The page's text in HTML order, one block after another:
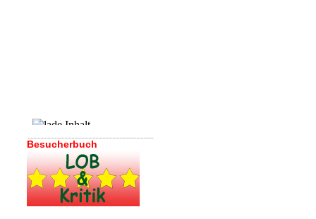
Besucherbuch